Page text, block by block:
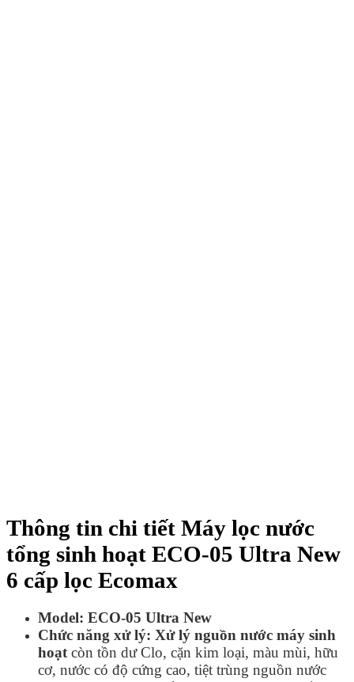
Thông tin chi tiết Máy lọc nước
tổng sinh hoạt ECO-05 Ultra New
6 cấp lọc Ecomax
Model: ECO-05 Ultra New
Chức năng xử lý: Xử lý nguồn nước máy sinh
hoạt còn tồn dư Clo, cặn kim loại, màu mùi, hữu
cơ, nước có độ cứng cao, tiệt trùng nguồn nước